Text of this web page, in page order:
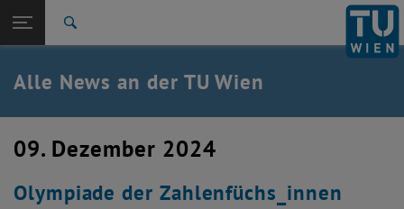
TU Login
Quicklinks
Quicklinks-Menü umschalten
Studium
Karriere
Zurück: Subseiten von TU Wien Startseite auflisten
Zurück zur letzten Ebene:
TU Wien Startseite
Übersicht
Alle News an der TU Wien
09. Dezember 2024
Olympiade der Zahlenfüchs_innen